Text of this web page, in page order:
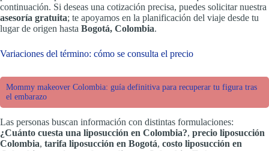
continuación. Si deseas una cotización precisa, puedes solicitar nuestra
asesoría gratuita; te apoyamos en la planificación del viaje desde tu
lugar de origen hasta Bogotá, Colombia.
Variaciones del término: cómo se consulta el precio
Mommy makeover Colombia: guía definitiva para recuperar tu figura tras
el embarazo
Las personas buscan información con distintas formulaciones:
¿Cuánto cuesta una liposucción en Colombia?, precio liposucción
Colombia, tarifa liposucción en Bogotá, costo liposucción en